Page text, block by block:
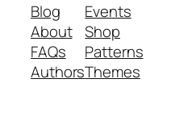
Blog
About
FAQs
Authors
Events
Shop
Patterns
Themes